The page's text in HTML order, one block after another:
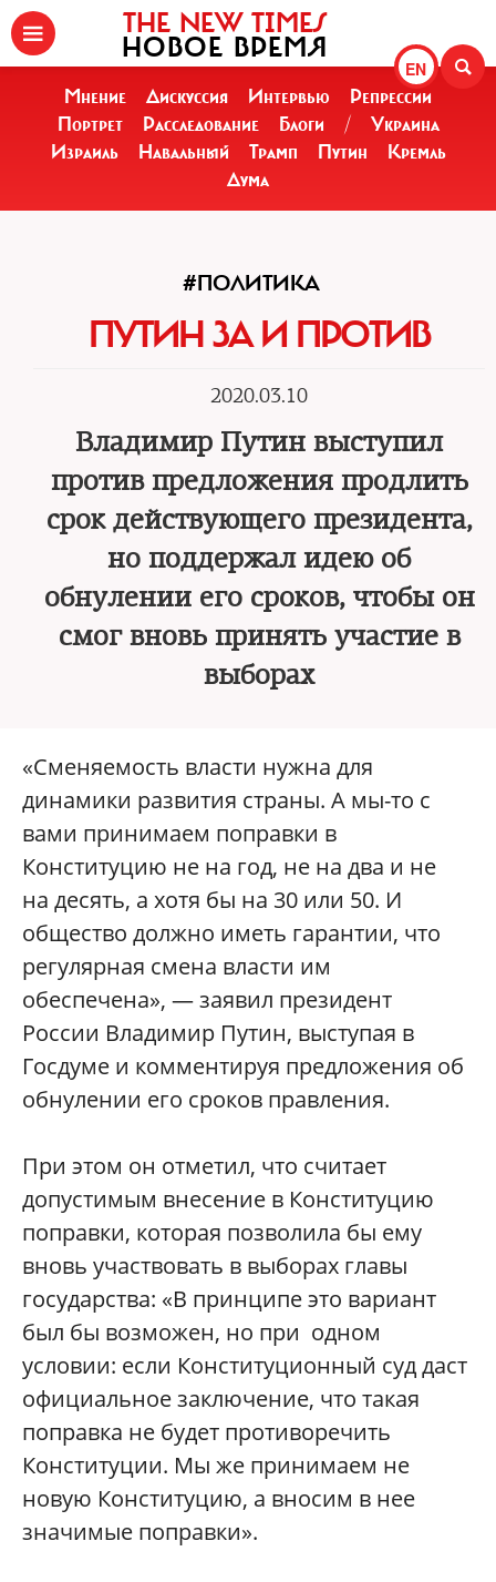
EN
THE NEW TIMES
НОВОЕ ВРЕМЯ
Мнение Дискуссия Интервью
Репрессии
Портрет
Расследование Блоги /
Украина
Израиль
Навальный Трамп Путин
Кремль
Дума
#ПОЛИТИКА
ПУТИН ЗА И ПРОТИВ
2020.03.10
Владимир Путин выступил
против предложения продлить
срок действующего президента,
но поддержал идею об
обнулении его сроков, чтобы он
смог вновь принять участие в
выборах
«Сменяемость власти нужна для
динамики развития страны. А мы-то с
вами принимаем поправки в
Конституцию не на год, не на два и не
на десять, а хотя бы на 30 или 50. И
общество должно иметь гарантии, что
регулярная смена власти им
обеспечена», — заявил президент
России Владимир Путин, выступая в
Госдуме и комментируя предложения об
обнулении его сроков правления.
При этом он отметил, что считает
допустимым внесение в Конституцию
поправки, которая позволила бы ему
вновь участвовать в выборах главы
государства: «В принципе это вариант
был бы возможен, но при одном
условии: если Конституционный суд даст
официальное заключение, что такая
поправка не будет противоречить
Конституции. Мы же принимаем не
новую Конституцию, а вносим в нее
значимые поправки».